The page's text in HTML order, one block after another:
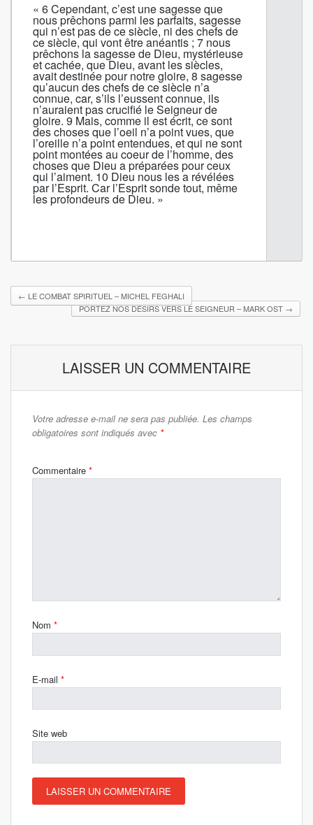
« 6 Cependant, c’est une sagesse que
nous prêchons parmi les parfaits, sagesse
qui n’est pas de ce siècle, ni des chefs de
ce siècle, qui vont être anéantis ; 7 nous
prêchons la sagesse de Dieu, mystérieuse
et cachée, que Dieu, avant les siècles,
avait destinée pour notre gloire, 8 sagesse
qu’aucun des chefs de ce siècle n’a
connue, car, s’ils l’eussent connue, ils
n’auraient pas crucifié le Seigneur de
gloire. 9 Mais, comme il est écrit, ce sont
des choses que l’oeil n’a point vues, que
l’oreille n’a point entendues, et qui ne sont
point montées au coeur de l’homme, des
choses que Dieu a préparées pour ceux
qui l’aiment. 10 Dieu nous les a révélées
par l’Esprit. Car l’Esprit sonde tout, même
les profondeurs de Dieu. »
← LE COMBAT SPIRITUEL – MICHEL FEGHALI
PORTEZ NOS DÉSIRS VERS LE SEIGNEUR – MARK OST →
LAISSER UN COMMENTAIRE
Votre adresse e-mail ne sera pas publiée. Les champs
obligatoires sont indiqués avec *
Commentaire *
Nom *
E-mail *
Site web